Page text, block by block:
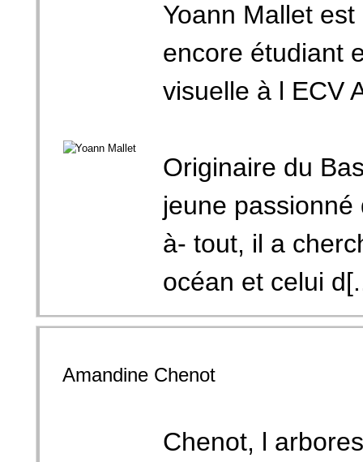
Yoann Mallet
encore étudiant
visuelle à l ECV
Originaire du
jeune
à- tout, il a
océan et celui
Amandine Chenot
Chenot, l